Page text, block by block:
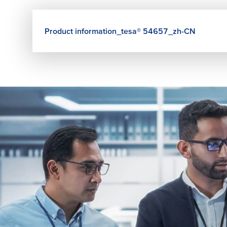
Product information_ tesa® 54657_zh-CN